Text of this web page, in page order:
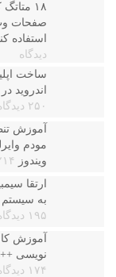
۱۸
صفحات وب
استفاده
دیدگاه
ساخت
اندروید در ۵ دقیقه!
۲۵۰ دیدگاه
آموزش
مودم
ویندوز
۲۱۴
ارتقا
به
۱۹۵ دیدگاه
آموزش
نویسی ++C & C
۱۷۴ دیدگاه